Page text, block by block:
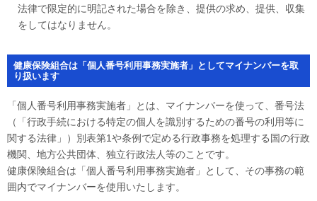
法律で限定的に明記された場合を除き、提供の求め、提供、収集
をしてはなりません。
健康保険組合は「個人番号利用事務実施者」としてマイナンバーを取
り扱います
「個人番号利用事務実施者」とは、マイナンバーを使って、番号法
（「行政手続における特定の個人を識別するための番号の利用等に
関する法律」）別表第1や条例で定める行政事務を処理する国の行政
機関、地方公共団体、独立行政法人等のことです。
健康保険組合は「個人番号利用事務実施者」として、その事務の範
囲内でマイナンバーを使用いたします。